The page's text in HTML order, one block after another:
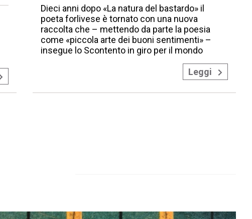
Dieci anni dopo «La natura del bastardo» il
poeta forlivese è tornato con una nuova
raccolta che – mettendo da parte la poesia
come «piccola arte dei buoni sentimenti» –
insegue lo Scontento in giro per il mondo
Leggi